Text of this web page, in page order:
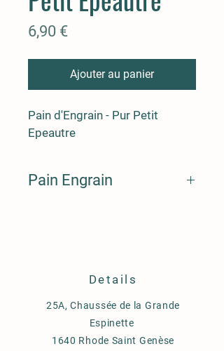
6,90 €Prix
Ajouter au panier
​​Pain d'Engrain - Pur Petit
Epeautre
Pain Engrain
Details
25A, Chaussée de la Grande
Espinette
1640 Rhode Saint Genèse